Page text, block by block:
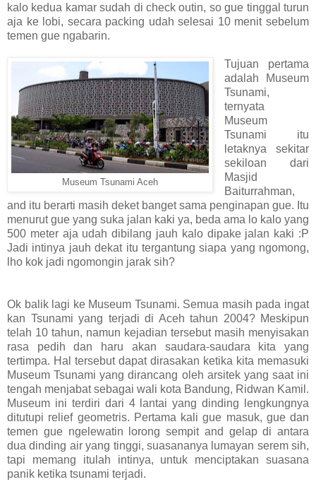
kalo kedua kamar sudah di check outin, so gue tinggal turun
aja ke lobi, secara packing udah selesai 10 menit sebelum
temen gue ngabarin.
Museum Tsunami Aceh
Tujuan pertama
adalah Museum
Tsunami,
ternyata
Museum
Tsunami itu
letaknya sekitar
sekiloan dari
Masjid
Baiturrahman,
and itu berarti masih deket banget sama penginapan gue. Itu
menurut gue yang suka jalan kaki ya, beda ama lo kalo yang
500 meter aja udah dibilang jauh kalo dipake jalan kaki :P
Jadi intinya jauh dekat itu tergantung siapa yang ngomong,
lho kok jadi ngomongin jarak sih?
Ok balik lagi ke Museum Tsunami. Semua masih pada ingat
kan Tsunami yang terjadi di Aceh tahun 2004? Meskipun
telah 10 tahun, namun kejadian tersebut masih menyisakan
rasa pedih dan haru akan saudara-saudara kita yang
tertimpa. Hal tersebut dapat dirasakan ketika kita memasuki
Museum Tsunami yang dirancang oleh arsitek yang saat ini
tengah menjabat sebagai wali kota Bandung, Ridwan Kamil.
Museum ini terdiri dari 4 lantai yang dinding lengkungnya
ditutupi relief geometris. Pertama kali gue masuk, gue dan
temen gue ngelewatin lorong sempit and gelap di antara
dua dinding air yang tinggi, suasananya lumayan serem sih,
tapi memang itulah intinya, untuk menciptakan suasana
panik ketika tsunami terjadi.